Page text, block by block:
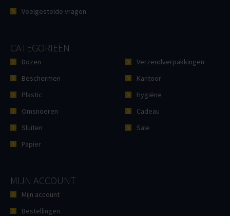
Veelgestelde vragen
CATEGORIEËN
Dozen
Beschermen
Plastic
Omsnoeren
Sluiten
Papier
Verzendverpakkingen
Kantoor
Hygiëne
Cadeau
Sale
MIJN ACCOUNT
Mijn account
Bestellingen